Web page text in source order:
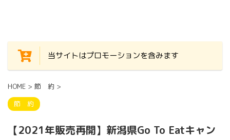
当サイトはプロモーションを含みます
HOME > 節 約 >
節 約
【2021年販売再開】新潟県Go To Eatキャン